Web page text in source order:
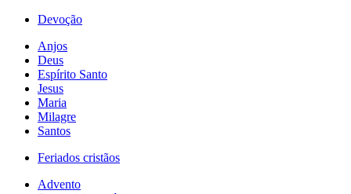
Devoção
Anjos
Deus
Espírito Santo
Jesus
Maria
Milagre
Santos
Feriados cristãos
Advento